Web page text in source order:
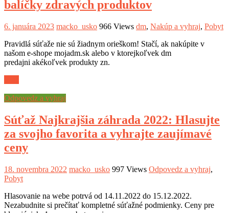
balíčky zdravých produktov
6. januára 2023 macko_usko 966 Views dm, Nakúp a vyhraj, Pobyt
Pravidlá súťaže nie sú žiadnym orieškom! Stačí, ak nakúpite v
našom e-shope mojadm.sk alebo v ktorejkoľvek dm
predajni akékoľvek produkty zn.
Odpovedz a vyhraj
Súťaž Najkrajšia záhrada 2022: Hlasujte
za svojho favorita a vyhrajte zaujímavé
ceny
18. novembra 2022 macko_usko 997 Views Odpovedz a vyhraj,
Pobyt
Hlasovanie na webe potrvá od 14.11.2022 do 15.12.2022.
Nezabudnite si prečítať kompletné súťažné podmienky. Ceny pre